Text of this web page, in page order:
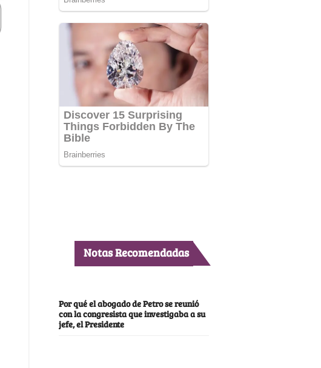
Notas Recomendadas
Por qué el abogado de Petro se reunió
con la congresista que investigaba a su
jefe, el Presidente